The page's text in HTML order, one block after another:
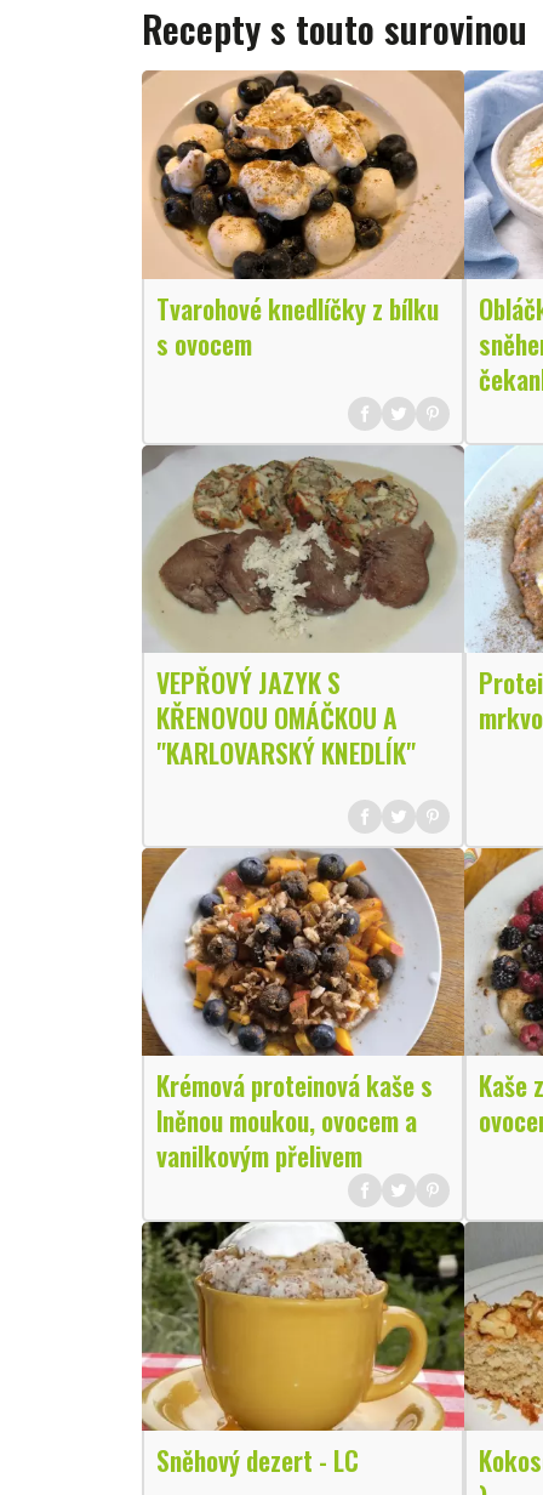
Recepty s touto surovinou
Tvarohové knedlíčky z bílku
s ovocem
VEPŘOVÝ JAZYK S
KŘENOVOU OMÁČKOU A
"KARLOVARSKÝ KNEDLÍK"
Krémová proteinová kaše s
lněnou moukou, ovocem a
vanilkovým přelivem
Kaše
Sněhový dezert - LC